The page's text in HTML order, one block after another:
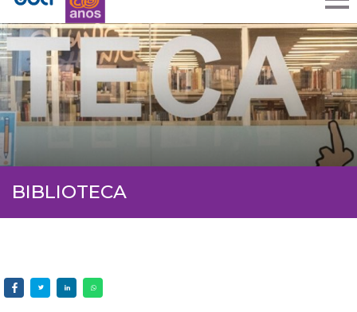
BIBLIOTECA